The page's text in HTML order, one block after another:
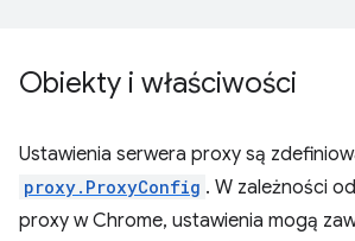
Obiekty i właściwości
Ustawienia serwera proxy są
proxy.ProxyConfig . W zależności
proxy w Chrome, ustawienia mogą